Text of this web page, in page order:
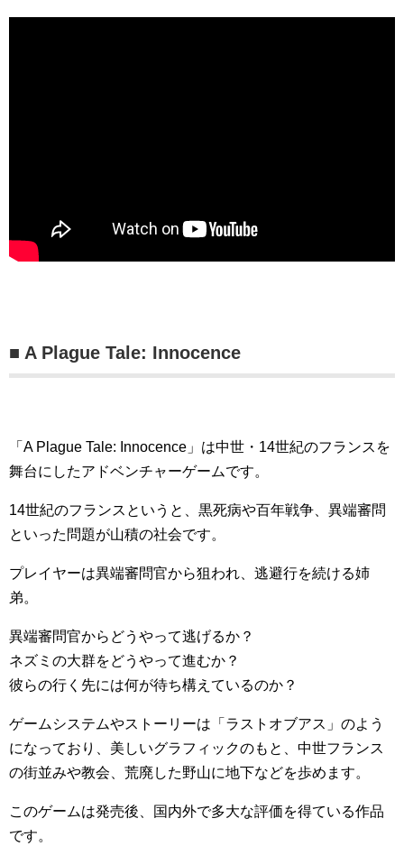
■ A Plague Tale: Innocence
「A Plague Tale: Innocence」は中世・14世紀のフランスを
舞台にしたアドベンチャーゲームです。
14世紀のフランスというと、黒死病や百年戦争、異端審問
といった問題が山積の社会です。
プレイヤーは異端審問官から狙われ、逃避行を続ける姉
弟。
異端審問官からどうやって逃げるか？
ネズミの大群をどうやって進むか？
彼らの行く先には何が待ち構えているのか？
ゲームシステムやストーリーは「ラストオブアス」のよう
になっており、美しいグラフィックのもと、中世フランス
の街並みや教会、荒廃した野山に地下などを歩めます。
このゲームは発売後、国内外で多大な評価を得ている作品
です。